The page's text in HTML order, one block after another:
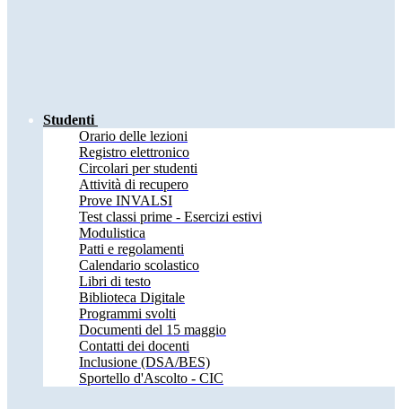
Studenti
Orario delle lezioni
Registro elettronico
Circolari per studenti
Attività di recupero
Prove INVALSI
Test classi prime - Esercizi estivi
Modulistica
Patti e regolamenti
Calendario scolastico
Libri di testo
Biblioteca Digitale
Programmi svolti
Documenti del 15 maggio
Contatti dei docenti
Inclusione (DSA/BES)
Sportello d'Ascolto - CIC